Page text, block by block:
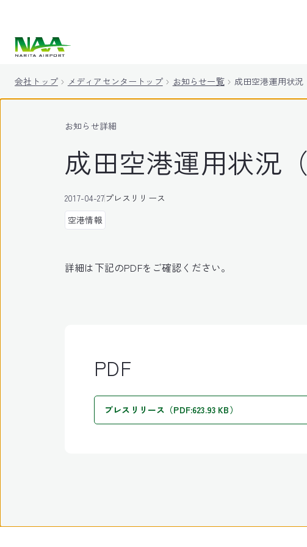
会社トップ メディアセンタートップ お知らせ一覧 成田空港運用状況
お知らせ詳細
成田空港運用状況（
2017-04-27プレスリリース
空港情報
詳細は下記のPDFをご確認ください。
PDF
プレスリリース（PDF:623.93 KB）